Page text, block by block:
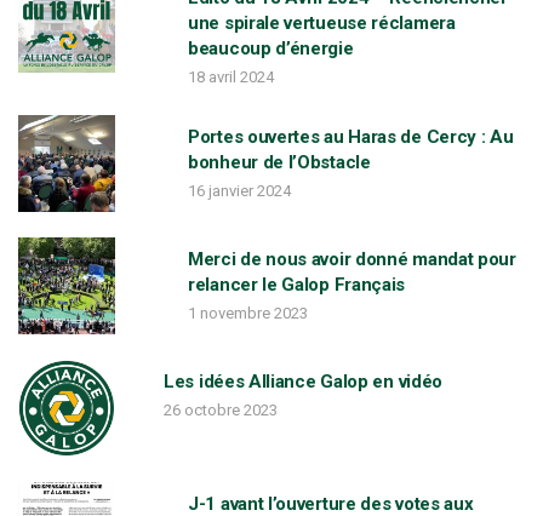
o
n
a
v
une spirale vertueuse réclamera
beaucoup d’énergie
18 avril 2024
Portes ouvertes au Haras de Cercy : Au
bonheur de l’Obstacle
16 janvier 2024
Merci de nous avoir donné mandat pour
relancer le Galop Français
1 novembre 2023
Les idées Alliance Galop en vidéo
26 octobre 2023
J-1 avant l’ouverture des votes aux